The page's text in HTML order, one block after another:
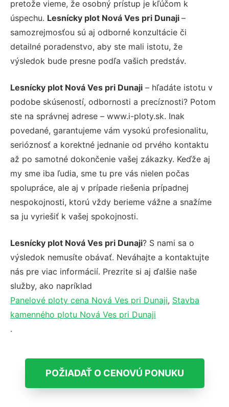
pretože vieme, že osobný prístup je kľúčom k
úspechu. Lesnícky plot Nová Ves pri Dunaji –
samozrejmosťou sú aj odborné konzultácie či
detailné poradenstvo, aby ste mali istotu, že
výsledok bude presne podľa vašich predstáv.
Lesnícky plot Nová Ves pri Dunaji – hľadáte istotu v
podobe skúseností, odbornosti a precíznosti? Potom
ste na správnej adrese – www.i-ploty.sk. Inak
povedané, garantujeme vám vysokú profesionalitu,
serióznosť a korektné jednanie od prvého kontaktu
až po samotné dokončenie vašej zákazky. Keďže aj
my sme iba ľudia, sme tu pre vás nielen počas
spolupráce, ale aj v prípade riešenia prípadnej
nespokojnosti, ktorú vždy berieme vážne a snažíme
sa ju vyriešiť k vašej spokojnosti.
Lesnícky plot Nová Ves pri Dunaji? S nami sa o
výsledok nemusíte obávať. Neváhajte a kontaktujte
nás pre viac informácií. Prezrite si aj ďalšie naše
služby, ako napríklad
Panelové ploty cena Nová Ves pri Dunaji, Stavba
kamenného plotu Nová Ves pri Dunaji
.
POŽIADAŤ O CENOVÚ PONUKU